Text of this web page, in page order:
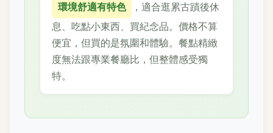
環境舒適有特色
，適合逛累古蹟後休
息、吃點小東西、買紀念品。價格不算
便宜，但買的是氛圍和體驗。餐點精緻
度無法跟專業餐廳比，但整體感受獨
特。